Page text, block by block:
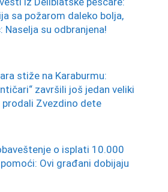
sa požarom daleko bolja,
Naselja su odbranjena!
stiže na Karaburmu:
završili još jedan veliki
prodali Zvezdino dete
o isplati 10.000
Ovi građani dobijaju